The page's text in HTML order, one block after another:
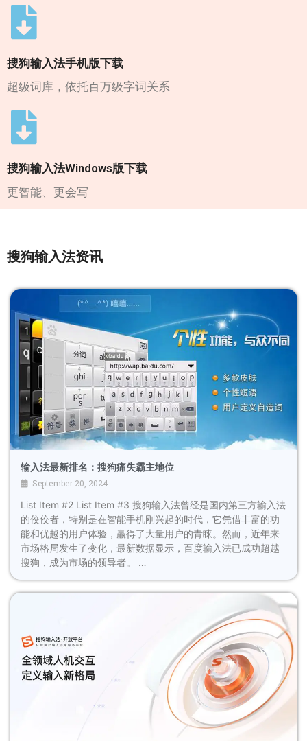
搜狗输入法手机版下载
超级词库，依托百万级字词关系
搜狗输入法Windows版下载
更智能、更会写
搜狗输入法资讯
输入法最新排名：搜狗痛失霸主地位
September 20, 2024
List Item #2 List Item #3 搜狗输入法曾经是国内第三方输入法
的佼佼者，特别是在智能手机刚兴起的时代，它凭借丰富的功
能和优越的用户体验，赢得了大量用户的青睐。然而，近年来
市场格局发生了变化，最新数据显示，百度输入法已成功超越
搜狗，成为市场的领导者。 …